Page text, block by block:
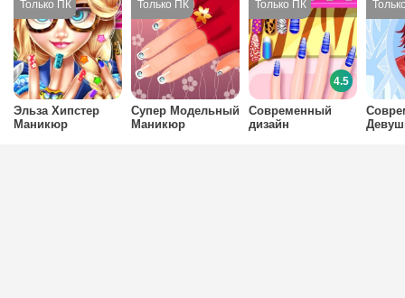
Эльза Хипстер
Маникюр
Супер Модельный
Маникюр
Современный
дизайн
4.5